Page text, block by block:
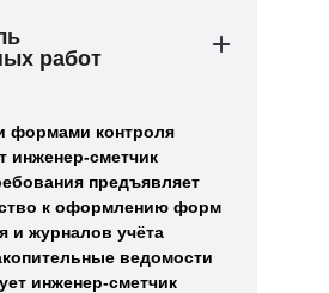
работ
формами контроля
инженер-сметчик
предъявляет
к оформлению форм
и журналов учёта
ведомости
инженер-сметчик